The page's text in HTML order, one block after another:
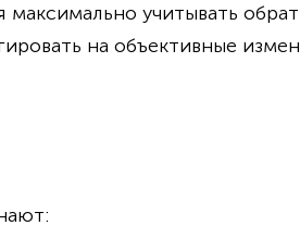
учитывать
на объективные